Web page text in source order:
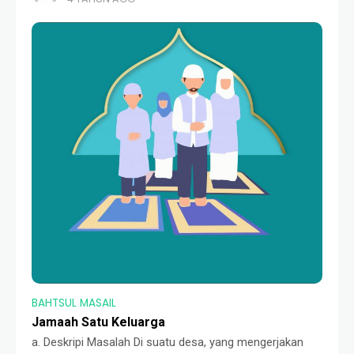
terakhir di masjid. Menurut ulama Syafiiyah Rabith
mempunyai hukum
BAHTSUL MASAIL
Jamaah Satu Keluarga
a. Deskripi Masalah Di suatu desa, yang mengerjakan